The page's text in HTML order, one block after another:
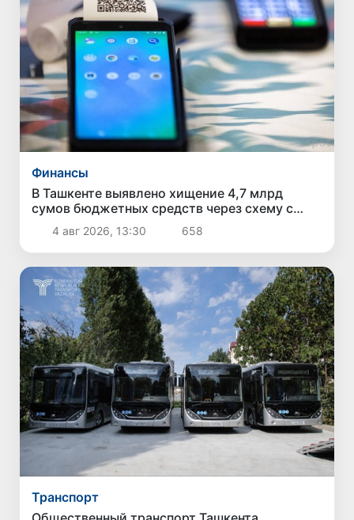
Финансы
В Ташкенте выявлено хищение 4,7 млрд
сумов бюджетных средств через схему с
поддельными чеками и «кешбэком»
4 авг 2026, 13:30 658
Транспорт